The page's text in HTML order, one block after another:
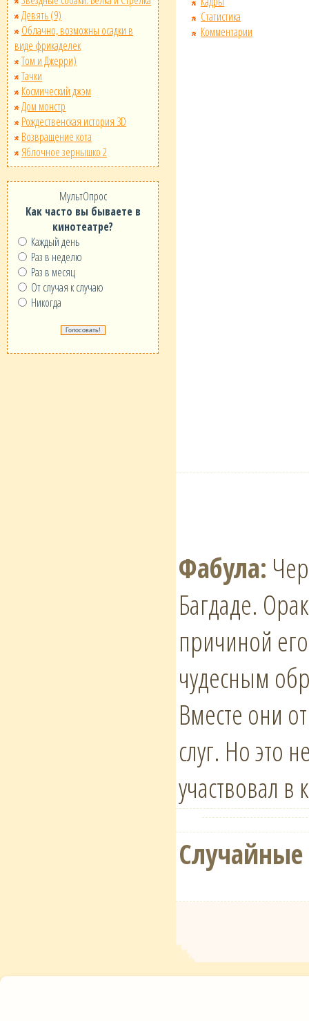
Девять (9)
Облачно, возможны осадки в
виде фрикаделек
Том и Джерри)
Тачки
Космический джэм
Дом монстр
Рождественская история 3D
Возвращение кота
Яблочное зернышко 2
МультОпрос
Как часто вы бываете в
кинотеатре?
Каждый день
Раз в неделю
Раз в месяц
От случая к случаю
Никогда
Статистика
Комментарии
Фабула:
Багдаде.
причиной
чудесным
Вместе они
слуг. Но это
участвовал